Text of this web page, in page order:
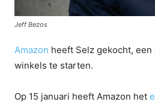
Jeff Bezos
Amazon heeft Selz gekocht,
winkels te starten.
Op 15 januari heeft Amazon het